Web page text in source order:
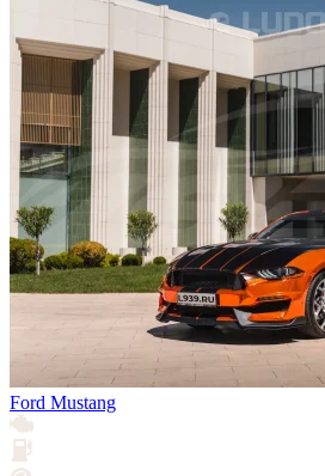
Ford Mustang